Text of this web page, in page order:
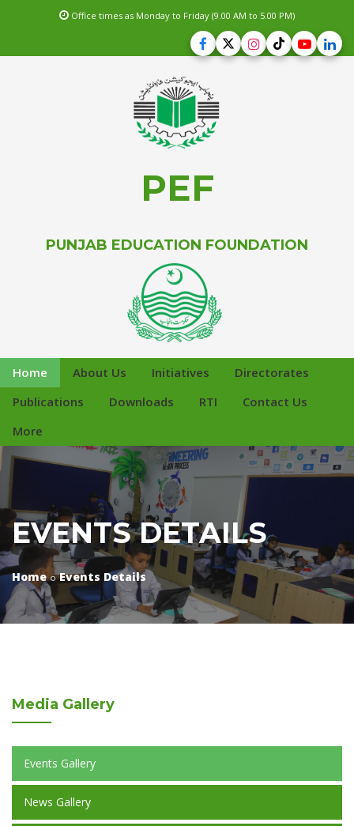
Office times as Monday to Friday (9.00 AM to 5.00 PM)
PEF
PUNJAB EDUCATION FOUNDATION
Home About Us Initiatives
Directorates
Publications
Downloads RTI
Contact Us
More
EVENTS DETAILS
Home Events Details
Media Gallery
Events Gallery
News Gallery